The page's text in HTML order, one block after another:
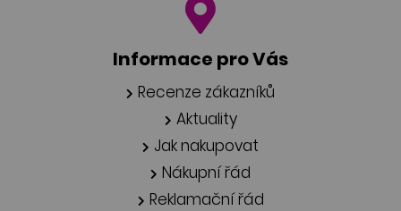
Informace pro Vás
Recenze zákazníků
Aktuality
Jak nakupovat
Nákupní řád
Reklamační řád